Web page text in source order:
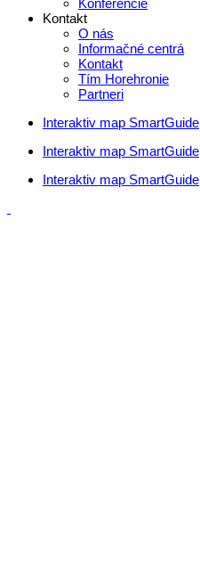
Konferencie
Kontakt
O nás
Informačné centrá
Kontakt
Tím Horehronie
Partneri
Interaktiv map SmartGuide
Interaktiv map SmartGuide
Interaktiv map SmartGuide